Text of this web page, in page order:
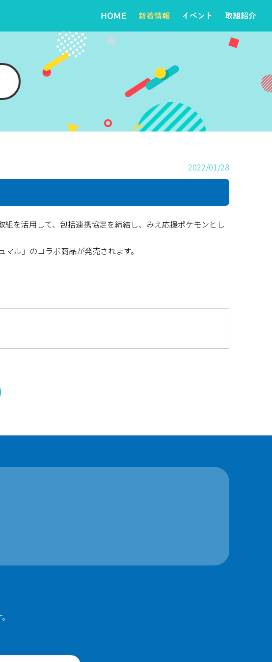
HOME 新着情報 イベント 取組紹介
2022/01/28
を活用して、包括連携協定を締結し、みえ応援ポケモンとし
ル」のコラボ商品が発売されます。